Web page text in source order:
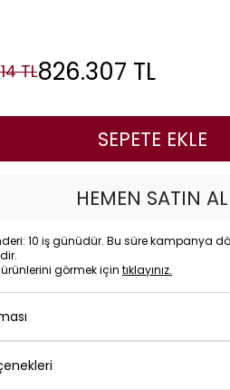
TL826.307 TL
SEPETE EKLE
HEMEN SATIN AL
10 iş günüdür. Bu süre kampanya
ürünlerini görmek için tıklayınız.